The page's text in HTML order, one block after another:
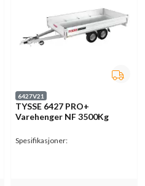
6427V21
TYSSE 6427 PRO+
Varehenger NF 3500Kg
Spesifikasjoner: